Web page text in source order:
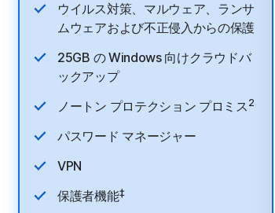
ウイルス対策、マルウェア、ランサ
ムウェアおよび不正侵入からの保護
25GB の Windows 向けクラウドバ
ックアップ
ノートン プロテクション プロミス 2
パスワード マネージャー
VPN
保護者機能‡